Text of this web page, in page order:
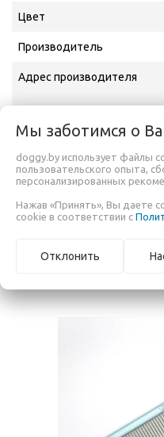
Цвет
Производитель
Адрес производителя
Официальный
импортёр
Мы заботимся о
doggy.by использует файлы
пользовательского опыта,
персонализированных
Нажав «Принять», Вы даете
cookie в соответствии с
Отклонить